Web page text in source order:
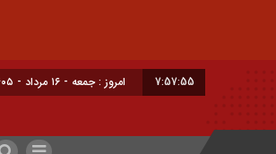
7:57:55 امروز : جمعه - ۱۶ مرداد - ۱۴۰۵